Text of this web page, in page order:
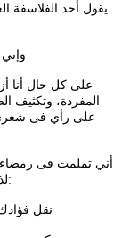
يقول أحد الفلاسفة
على كل حال أنا
المفردة، وتكثيف
على رأي فى شعري
لذة على أية حال، فلا أستطيع أن أنفك منها قال أبو تمام:
نقل